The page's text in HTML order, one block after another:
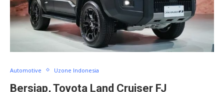
Automotive Uzone Indonesia
Bersiap, Toyota Land Cruiser FJ